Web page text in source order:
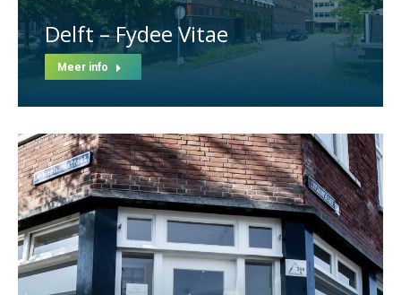
Delft – Fydee Vitae
Meer info